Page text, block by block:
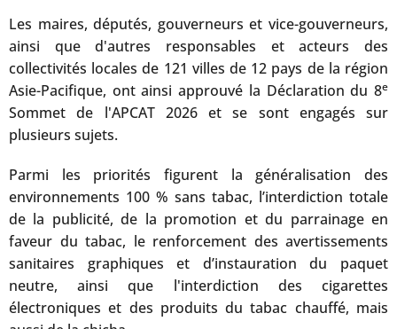
Les maires, députés, gouverneurs et vice-gouverneurs,
ainsi que d'autres responsables et acteurs des
collectivités locales de 121 villes de 12 pays de la région
Asie-Pacifique, ont ainsi approuvé la Déclaration du 8e
Sommet de l'APCAT 2026 et se sont engagés sur
plusieurs sujets.
Parmi les priorités figurent la généralisation des
environnements 100 % sans tabac, l’interdiction totale
de la publicité, de la promotion et du parrainage en
faveur du tabac, le renforcement des avertissements
sanitaires graphiques et d’instauration du paquet
neutre, ainsi que l'interdiction des cigarettes
électroniques et des produits du tabac chauffé, mais